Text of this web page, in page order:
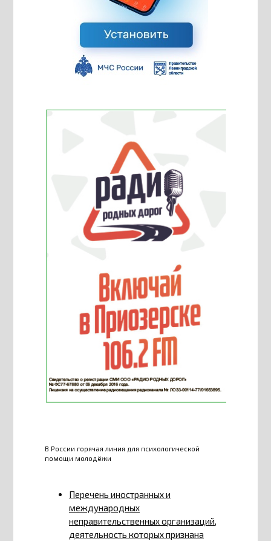
В России горячая линия для психологической
помощи молодёжи
Перечень иностранных и
международных
неправительственных организаций,
деятельность которых признана